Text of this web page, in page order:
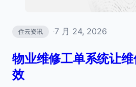
住云资讯 ·7 月 24, 2026
物业维修工单系统让
效